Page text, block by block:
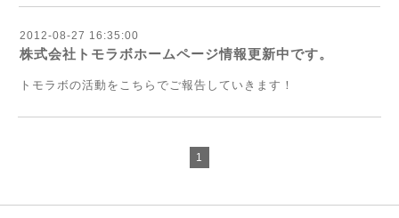
2012-08-27 16:35:00
株式会社トモラボホームページ情報更新中です。
トモラボの活動をこちらでご報告していきます！
1